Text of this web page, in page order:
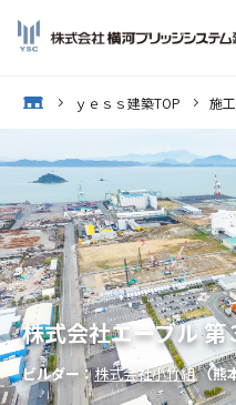
ｙｅｓｓ建築TOP 施
株式会社エーブル
ビルダー：株式会社小竹組（熊